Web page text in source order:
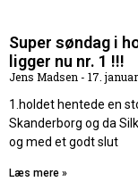
Super søndag i
ligger nu nr. 1 !!!
Jens Madsen
17.
1.holdet hentede en
Skanderborg og da
og med et godt slut
Læs mere »